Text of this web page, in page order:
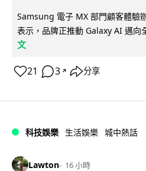
Samsung 電子 MX 部門顧客體驗
表示，品牌正推動 Galaxy AI 邁向
文
21 3 ↗ 分享
科技娛樂 生活娛樂 城中熱話
Lawton 16 小時